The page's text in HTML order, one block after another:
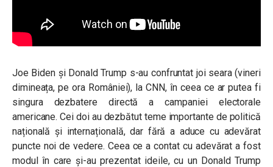
Joe Biden și Donald Trump s-au confruntat joi seara (vineri
dimineața, pe ora României), la CNN, în ceea ce ar putea fi
singura dezbatere directă a campaniei electorale
americane. Cei doi au dezbătut teme importante de politică
națională și internațională, dar fără a aduce cu adevărat
puncte noi de vedere. Ceea ce a contat cu adevărat a fost
modul în care și-au prezentat ideile, cu un Donald Trump